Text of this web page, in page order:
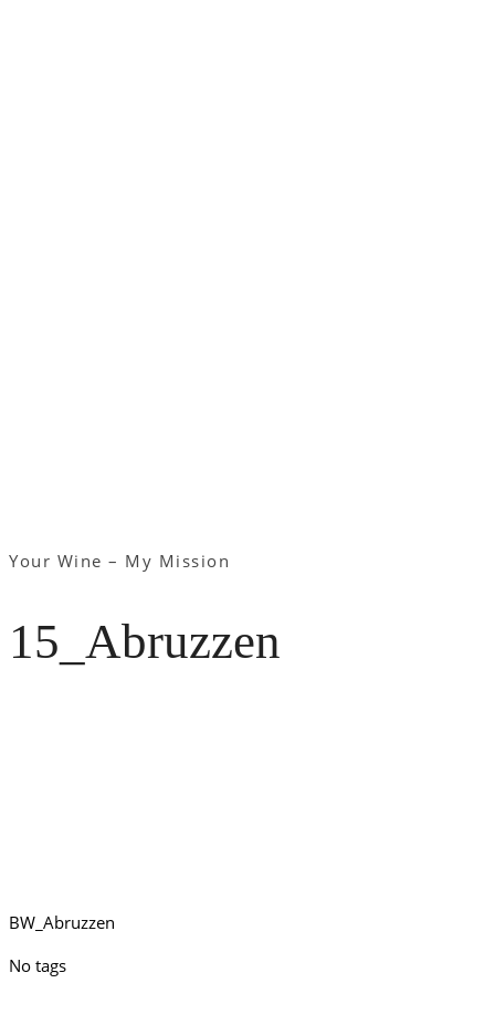
Your Wine – My Mission
15_Abruzzen
BW_Abruzzen
No tags